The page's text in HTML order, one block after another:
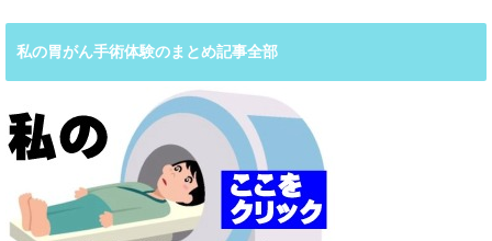
私の胃がん手術体験のまとめ記事全部